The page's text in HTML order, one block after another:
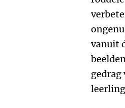
vanuit
gedrag